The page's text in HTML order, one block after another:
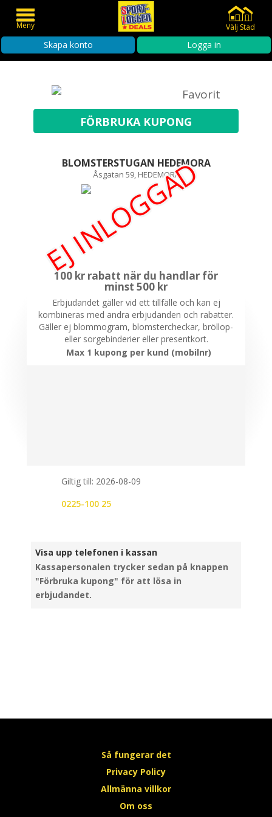
Meny Välj Stad
Skapa konto Logga in
Favorit
BLOMSTERSTUGAN HEDEMORA
Åsgatan 59, HEDEMORA
EJ INLOGGAD
100 kr rabatt när du handlar för
minst 500 kr
Erbjudandet gäller vid ett tillfälle och kan ej
kombineras med andra erbjudanden och rabatter.
Gäller ej blommogram, blomstercheckar, bröllop-
eller sorgebinderier eller presentkort.
Max 1 kupong per kund (mobilnr)
Giltig till: 2026-08-09
0225-100 25
Visa upp telefonen i kassan
Kassapersonalen trycker sedan på knappen
"Förbruka kupong" för att lösa in
erbjudandet.
Så fungerar det
Privacy Policy
Allmänna villkor
Om oss